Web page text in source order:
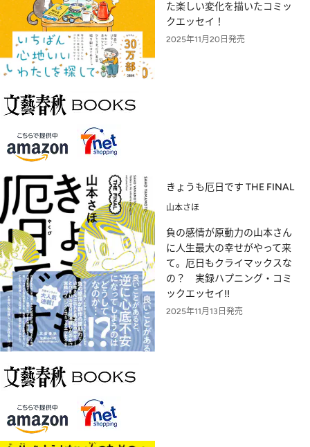
た楽しい変化を描いたコミッ
クエッセイ！
2025年11月20日発売
きょうも厄日です THE FINAL
山本さほ
負の感情が原動力の山本さん
に人生最大の幸せがやって来
て。厄日もクライマックスな
の？ 実録ハプニング・コミ
ックエッセイ!!
2025年11月13日発売